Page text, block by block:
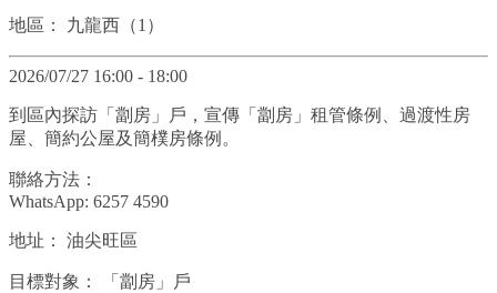
地區： 九龍西（1）
2026/07/27 16:00 - 18:00
到區內探訪「劏房」戶，宣傳「劏房」租管條例、過渡性房
屋、簡約公屋及簡樸房條例。
聯絡方法：
WhatsApp: 6257 4590
地址： 油尖旺區
目標對象： 「劏房」戶